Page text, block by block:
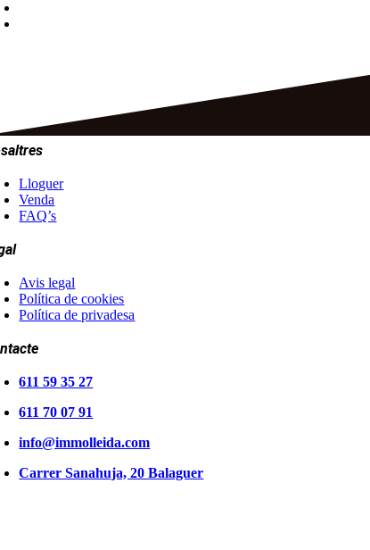
Lloguer
Venda
FAQ’s
Avis legal
Política de cookies
Política de privadesa
611 59 35 27
611 70 07 91
info@immolleida.com
Carrer Sanahuja, 20 Balaguer